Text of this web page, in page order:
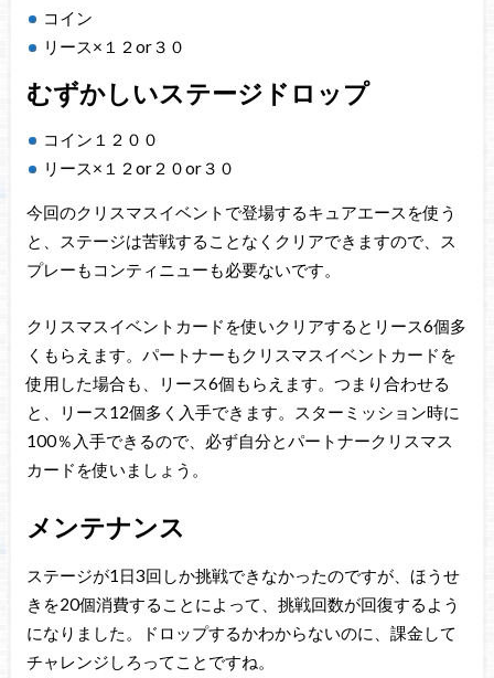
コイン
リース×１２or３０
むずかしいステージドロップ
コイン１２００
リース×１２or２０or３０
今回のクリスマスイベントで登場するキュアエースを使う
と、ステージは苦戦することなくクリアできますので、ス
プレーもコンティニューも必要ないです。
クリスマスイベントカードを使いクリアするとリース6個多
くもらえます。パートナーもクリスマスイベントカードを
使用した場合も、リース6個もらえます。つまり合わせる
と、リース12個多く入手できます。スターミッション時に
100％入手できるので、必ず自分とパートナークリスマス
カードを使いましょう。
メンテナンス
ステージが1日3回しか挑戦できなかったのですが、ほうせ
きを20個消費することによって、挑戦回数が回復するよう
になりました。ドロップするかわからないのに、課金して
チャレンジしろってことですね。